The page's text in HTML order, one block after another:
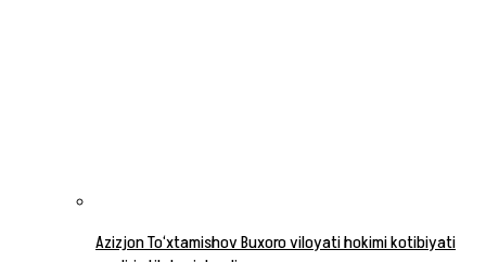
Azizjon To‘xtamishov Buxoro viloyati hokimi kotibiyati